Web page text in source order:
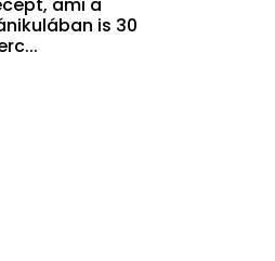
ami a
is 30